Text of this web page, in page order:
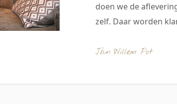
doen we de
zelf. Daar worden
Jan Willem Pot